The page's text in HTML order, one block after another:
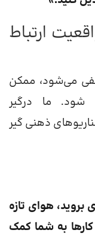
ارتباط
می‌شود، ممکن
شود. ما درگیر
ذهنی گیر
بروید، هوای تازه
به شما کمک